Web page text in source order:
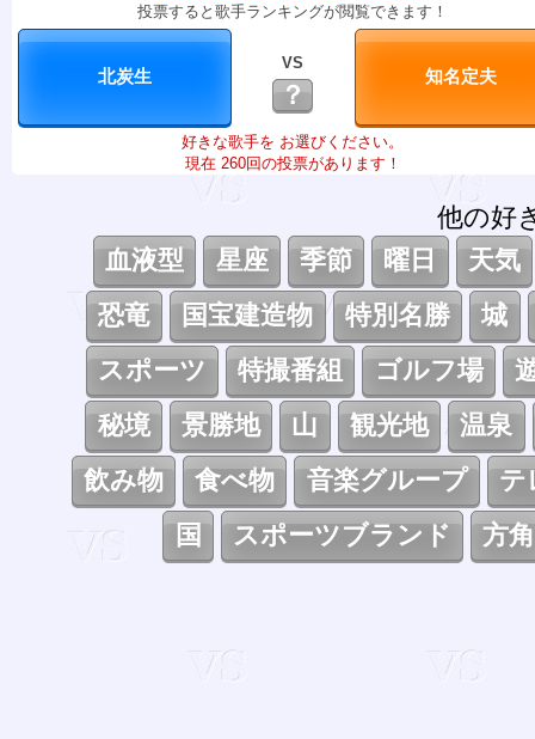
投票すると歌手ランキングが閲覧できます！
VS
？
好きな歌手を お選びください。
現在 260回の投票があります！
他の好
血液型
星座 季節 曜日
天気
恐竜
国宝建造物 特別名勝
城
スポーツ
特撮番組 ゴルフ場
秘境
景勝地 山 観光地
温泉
飲み物
食べ物 音楽グループ
テ
国
スポーツブランド 方角